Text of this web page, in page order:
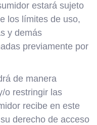
estará sujeto
los límites de uso,
y demás
previamente por
de manera
o restringir las
recibe en este
derecho de acceso